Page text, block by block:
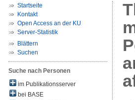
Startseite
Kontakt
Open Access an der KU
Server-Statistik
Blättern
Suchen
Suche nach Personen
im Publikationsserver
bei BASE